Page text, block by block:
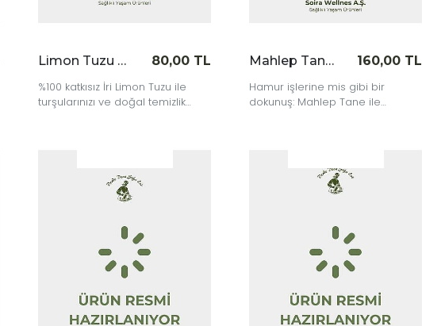
Limon Tuzu İri 200 gr
80,00 TL
%100 katkısız İri Limon Tuzu ile
turşularınızı ve doğal temizlik
Mahlep Tane 100 gr
160,00 TL
Hamur işlerine mis gibi bir
dokunuş: Mahlep Tane ile